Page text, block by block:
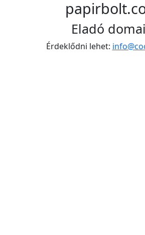
Eladó
Érdeklődni lehet: